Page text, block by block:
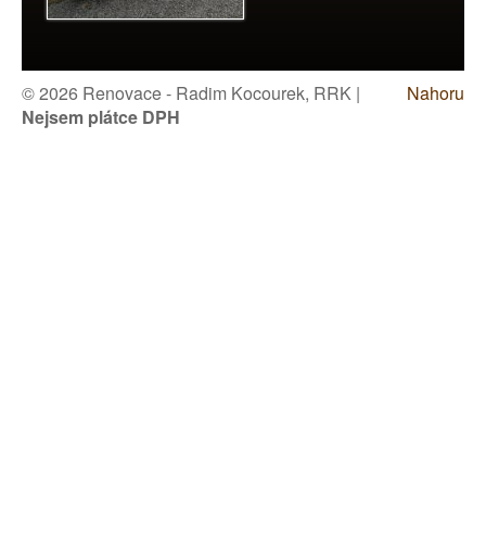
Nahoru
© 2026 Renovace - Radim Kocourek, RRK |
Nejsem plátce DPH